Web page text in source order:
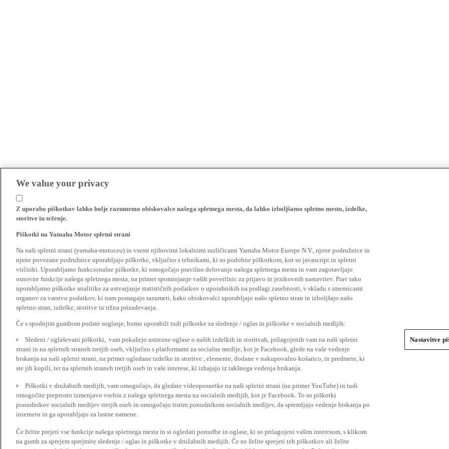
We value your privacy
Z uporabo piškotkov lahko bolje razumemo obiskovalce našega spletnega mesta, da lahko izboljšamo spletno mesto, izdelke,
storitve in trženje.
Piškotki na Yamaha Motor spletni strani
Na naši spletni strani (yamaha-motor.eu) in vsemi njihovimi lokalnimi različicami Yamaha Motor Europe N.V., njene podružnice in
njene povezane podružnice uporabljajo piškotke, vključno s tehnikami, ki so podobne piškotkom, kot so javascript in spletni
vtičniki. Uporabljamo funkcionalne piškotke, ki omogočajo pravilno delovanje našega spletnega mesta in vam zagotavljajo
osnovne funkcije našega spletnega mesta, na primer spominjanje vaših poverilnic za prijavo in jezikovnih nastavitev. Prav tako
uporabljamo piškotke analitike za ustvarjanje statističnih podatkov o uporabnikih na podlagi zasebnosti, v skladu s smernicami
organov za varstvo podatkov, ki nam pomagajo razumeti, kako obiskovalci uporabljajo našo spletno stran in izboljšajo našo
spletno stran, izdelke, storitve in tržna prizadevanja.
Če s spodnjim gumbom podate soglasje, bomo uporabili tudi piškotke za sledenje / oglas in piškotke v socialnih medijih:
Sledeni / oglaševani piškotki, vam pokažejo ustrezne oglase o naših izdelkih in storitvah, prilagojenih vam na naši spletni
strani in na spletnih straneh tretjih oseb, vključno s platformami za socialne medije, kot je Facebook, glede na vaše vedenje
brskanja na naši spletni strani, na primer ogledane izdelke in storitve , elemente, dodane v nakupovalno košarico, in predmete, ki
ste jih kupili, ter na spletnih straneh tretjih oseb in vaše interese, ki izhajajo iz takšnega vedenja brskanja.
Piškotki v družabnih medijih, vam omogočajo, da gledate videoposnetke na naši spletni strani (na primer YouTube) in tudi
omogočite preprosto izmenjavo vsebin z našega spletnega mesta na socialnih medijih, kot je Facebook. To so piškotki
ponudnikov socialnih medijev tretjih oseb in omogočajo tistim ponudnikom socialnih medijev, da spremljajo vedenje brskanja po
internetu in ga uporabljajo za lastne namene.
Če želite prejeti vse funkcije našega spletnega mesta in si ogledati ponudbe in oglase, ki so prilagojeni vašim interesom, s klikom
na gumb za sprejem sprejmite sledenje / oglas in piškotke v družabnih medijih. Če ne želite sprejeti teh piškotkov ali želite
Nastavitve